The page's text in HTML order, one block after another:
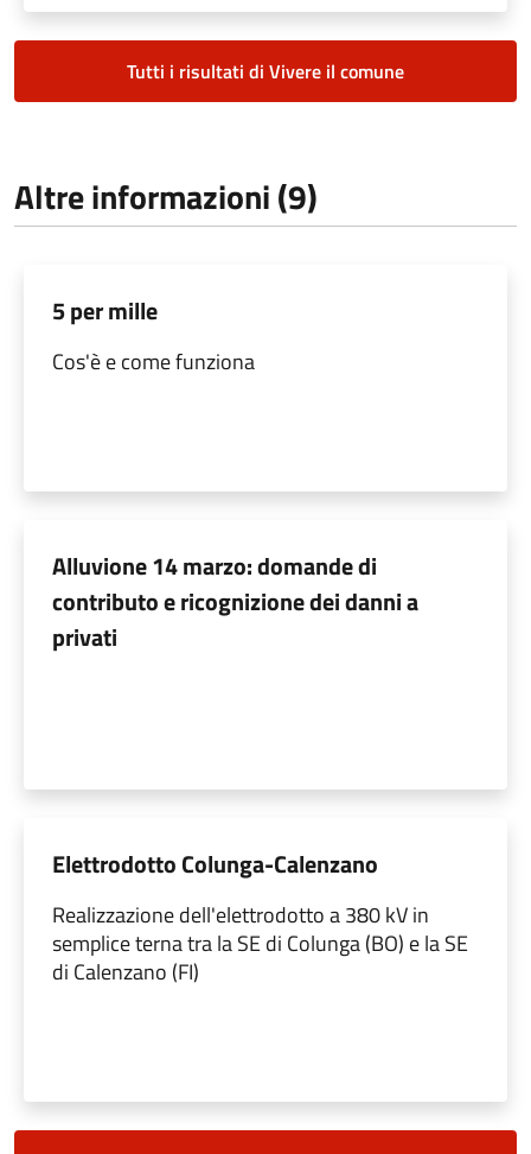
Tutti i risultati di Vivere il comune
Altre informazioni (9)
5 per mille
Cos'è e come funziona
Alluvione 14 marzo: domande di
contributo e ricognizione dei danni a
privati
Elettrodotto Colunga-Calenzano
Realizzazione dell'elettrodotto a 380 kV in
semplice terna tra la SE di Colunga (BO) e la SE
di Calenzano (FI)